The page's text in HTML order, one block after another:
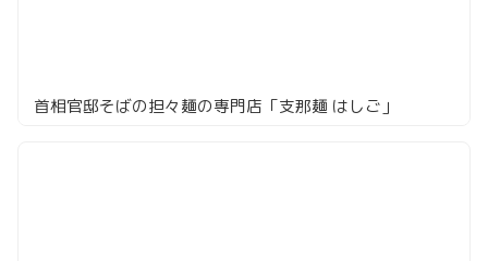
首相官邸そばの担々麺の専門店「支那麺 はしご」